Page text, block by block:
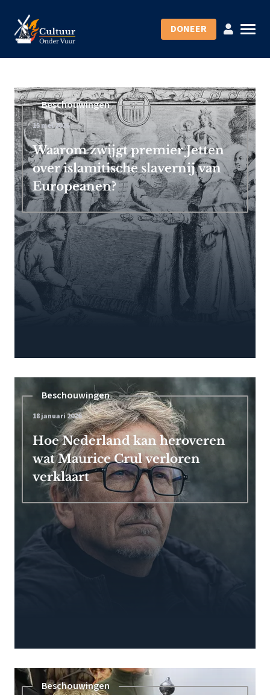
DONEER
Beschouwingen
15 mei 2026
Waarom zwijgt premier Jetten
over islamitische slavernij van
Europeanen?
Beschouwingen
18 januari 2026
Hoe Nederland kan heroveren
wat Maurice Crul verloren
verklaart
Pensioen